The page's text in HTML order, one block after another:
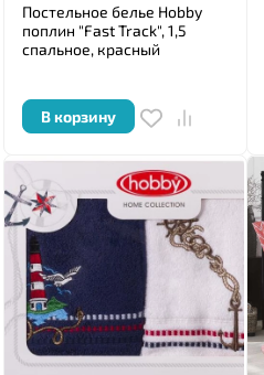
Постельное белье Hobby
поплин "Fast Track", 1,5
спальное, красный
В корзину